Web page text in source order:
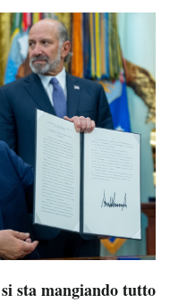
sta mangiando tutto